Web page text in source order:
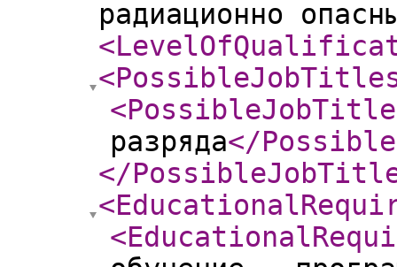
радиационно
<PossibleJobTitle
разряда</
</